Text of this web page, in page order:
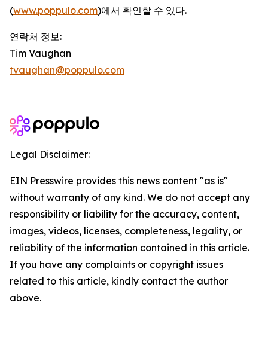
(www.poppulo.com)에서 확인할 수 있다.
연락처 정보:
Tim Vaughan
tvaughan@poppulo.com
Legal Disclaimer:
EIN Presswire provides this news content "as is"
without warranty of any kind. We do not accept any
responsibility or liability for the accuracy, content,
images, videos, licenses, completeness, legality, or
reliability of the information contained in this article.
If you have any complaints or copyright issues
related to this article, kindly contact the author
above.